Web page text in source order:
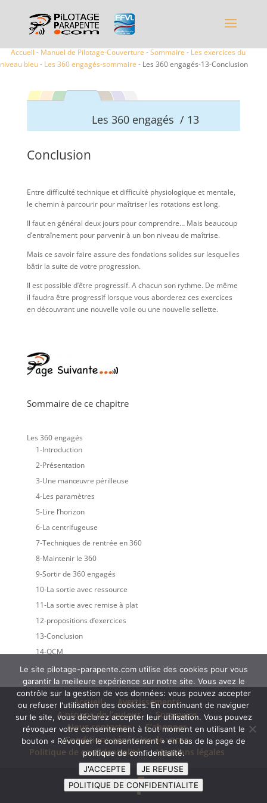
Accueil - Manuel de Pilotage-Couverture -Sommaire - Les exercices du
niveau bleu- Les 360 engagés-sommaire - Les 360 engagés-13-Conclusion
Les 360 engagés / 13
Conclusion
Entre difficulté technique et difficulté physiologique et mentale,
le chemin à parcourir pour maîtriser les rotations est long.
Il faut en général deux jours pour comprendre… Mais beaucoup
d’entraînement pour parvenir à un bon niveau de maîtrise.
Mais ce savoir faire assure des fondations solides sur lesquelles
bâtir la suite de votre progression.
Il est possible d’être progressif. A chacun son rythme. De même
il faudra être progressif lorsque vous aborderez ces exercices
en découvrant une nouvelle voile ou une nouvelle sellette.
Sommaire de ce chapitre
Les 360 engagés
1-Introduction
2-Présentation
3-Une manœuvre périlleuse
4-Les paramètres
5-Lire l’horizon
6-La centrifugeuse
7-Techniques de rentrée en 360
8-Maintenir le 360
9-Sortir de 360 engagés
10-La sortie avec ressource
11-La sortie avec remise à plat
12-propositions d’exercices
13-Conclusion
14-QCM
Accueil
Avertissements
A propos de l’auteur
Sommaire
Nous contacter
S’abonner
Conditions générales de vente
Politique de confidentialité
Mentions légales
Le site pilotage-parapente.com utilise des cookies pour vous
garantir la meilleure expérience sur notre site. Vous avez le
contrôle sur la gestion de vos données: vous pouvez accepter
ou refuser l'utilisation des cookies. En continuant de naviguer
sur le site, vous déclarez accepter leur utilisation. Vous pouvez
révoquer votre consentement à tout moment en utilisant le
bouton « Révoquer le consentement » en bas de la page de
politique de confidentialité.
J'ACCEPTE
JE REFUSE
POLITIQUE DE CONFIDENTIALITE